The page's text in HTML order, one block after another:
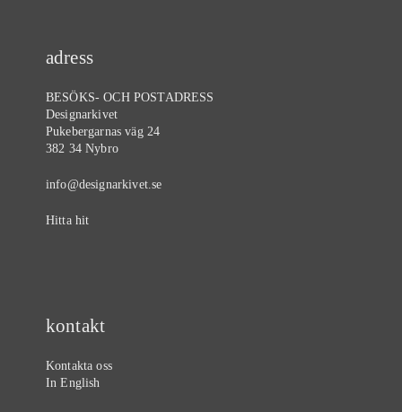
adress
BESÖKS- OCH POSTADRESS
Designarkivet
Pukebergarnas väg 24
382 34 Nybro
info@designarkivet.se
Hitta hit
kontakt
Kontakta oss
In English